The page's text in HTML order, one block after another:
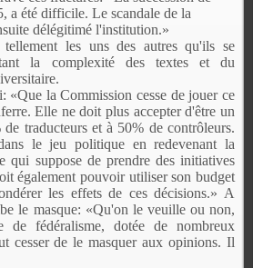
a été difficile. Le scandale de la
délégitimé l'institution.»
les uns des autres qu'ils se
la complexité des textes et du
«Que la Commission cesse de jouer ce
Elle ne doit plus accepter d'être un
traducteurs et à 50% de contrôleurs.
le jeu politique en redevenant la
qui suppose de prendre des initiatives
également pouvoir utiliser son budget
les effets de ces décisions.» A
le masque: «Qu'on le veuille ou non,
fédéralisme, dotée de nombreux
cesser de le masquer aux opinions. Il